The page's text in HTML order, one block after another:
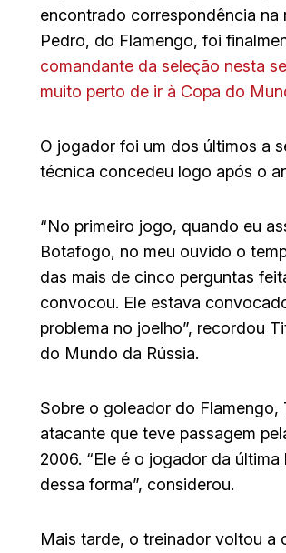
encontrado correspondência
Pedro, do Flamengo, foi
comandante da seleção nesta
muito perto de ir à Copa do
O jogador foi um dos últimos a
técnica concedeu logo após o
“No primeiro jogo, quando eu
Botafogo, no meu ouvido o
das mais de cinco perguntas
convocou. Ele estava
problema no joelho”, recordou
do Mundo da Rússia.
Sobre o goleador do
atacante que teve passagem
2006. “Ele é o jogador da
dessa forma”, considerou.
Mais tarde, o treinador voltou a